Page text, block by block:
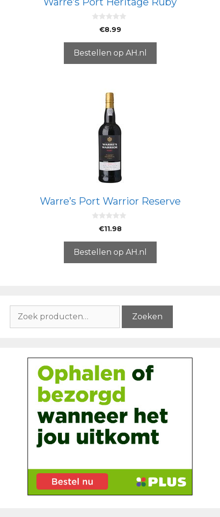
5
€8.99
Bestellen op AH.nl
Warre’s Port Warrior Reserve
5
€11.98
Bestellen op AH.nl
naar:
Zoeken